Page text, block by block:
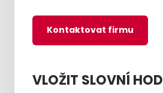
Kontaktovat firmu
VLOŽIT SLOVNÍ